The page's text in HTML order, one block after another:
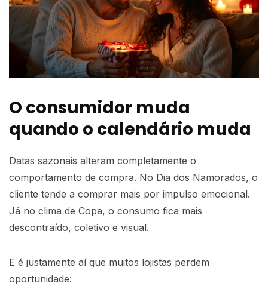
O consumidor muda
quando o calendário muda
Datas sazonais alteram completamente o
comportamento de compra. No Dia dos Namorados, o
cliente tende a comprar mais por impulso emocional.
Já no clima de Copa, o consumo fica mais
descontraído, coletivo e visual.
E é justamente aí que muitos lojistas perdem
oportunidade: